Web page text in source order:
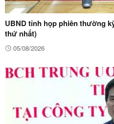
UBND tỉnh họp phiên thường
thứ nhất)
05/08/2026